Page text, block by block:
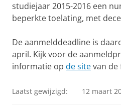
studiejaar 2015-2016 een
beperkte toelating, met
De aanmelddeadline is
april. Kijk voor de
informatie op de sitevan de
Laatst gewijzigd: 12 maart